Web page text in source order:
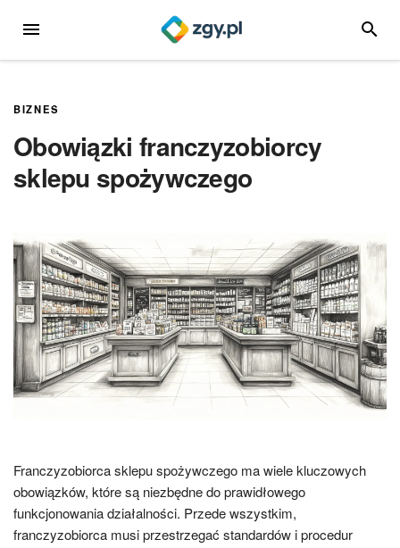
MENU
BIZNES
Obowiązki franczyzobiorcy
sklepu spożywczego
Franczyzobiorca sklepu spożywczego ma wiele kluczowych
obowiązków, które są niezbędne do prawidłowego
funkcjonowania działalności. Przede wszystkim,
franczyzobiorca musi przestrzegać standardów i procedur